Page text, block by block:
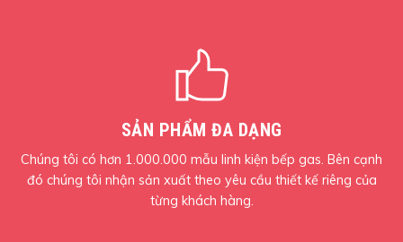
SẢN PHẨM ĐA DẠNG
Chúng tôi có hơn 1.000.000 mẫu linh kiện bếp gas. Bên cạnh
đó chúng tôi nhận sản xuất theo yêu cầu thiết kế riêng của
từng khách hàng.